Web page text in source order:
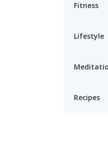
Fitness
Lifestyle
Recipes